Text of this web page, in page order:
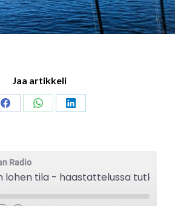
Jaa artikkeli
Share
Share
Share
Radio